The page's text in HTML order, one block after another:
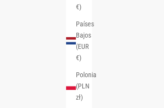
€)
Países
Bajos
(EUR
€)
Polonia
(PLN
zł)